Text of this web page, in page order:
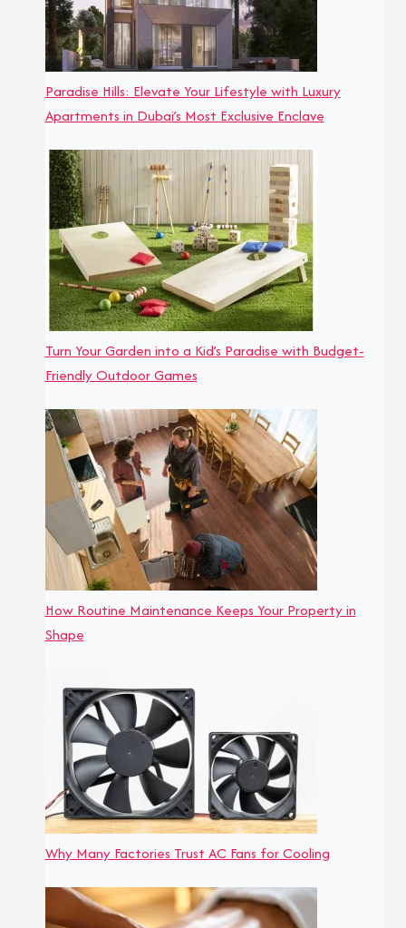
Paradise Hills: Elevate Your Lifestyle with Luxury
Apartments in Dubai’s Most Exclusive Enclave
Turn Your Garden into a Kid’s Paradise with Budget-
Friendly Outdoor Games
How Routine Maintenance Keeps Your Property in
Shape
Why Many Factories Trust AC Fans for Cooling